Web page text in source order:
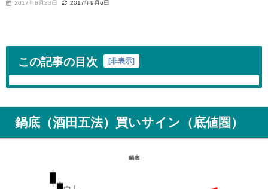
2017年8月23日 2017年9月6日
この記事の目次 [非表示]
鍋底（酒田五法）買いサイン（底値圏）